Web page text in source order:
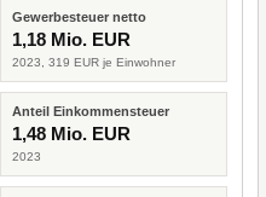
Gewerbesteuer netto
1,18 Mio. EUR
2023, 319 EUR je Einwohner
Anteil Einkommensteuer
1,48 Mio. EUR
2023